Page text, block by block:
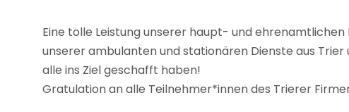
Eine tolle Leistung unserer haupt- und
unserer ambulanten und stationären Dienste aus Trier
alle ins Ziel geschafft haben!
Gratulation an alle Teilnehmer*innen des Trierer